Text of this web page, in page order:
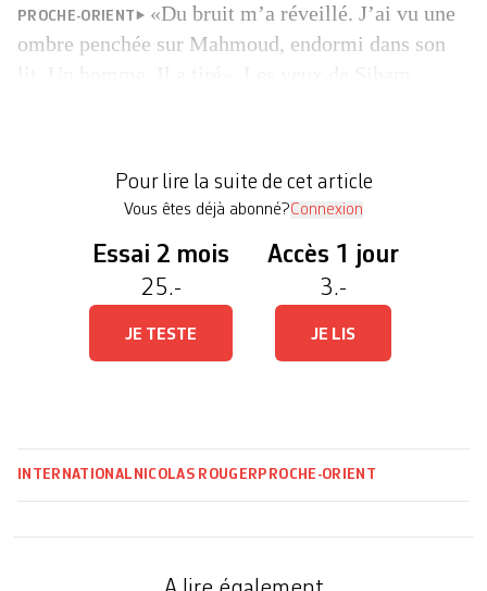
PROCHE-ORIENT
«Du bruit m’a réveillé. J’ai vu une
ombre penchée sur Mahmoud, endormi dans son
enfuie – derrière elle, elle a laissé deux […]
Pour lire la suite de cet article
Vous êtes déjà abonné?Connexion
Essai 2 mois
25.-
JE TESTE
Accès 1 jour
3.-
JE LIS
INTERNATIONAL NICOLAS ROUGER PROCHE-ORIENT